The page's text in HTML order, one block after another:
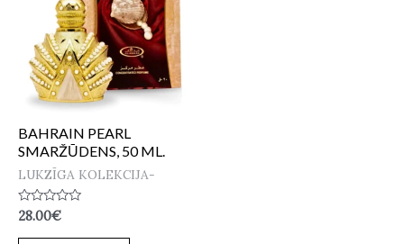
BAHRAIN PEARL
SMARŽŪDENS, 50 ML.
LUKZĪGA KOLEKCIJA-
Novērtēts
ar
0
28.00€